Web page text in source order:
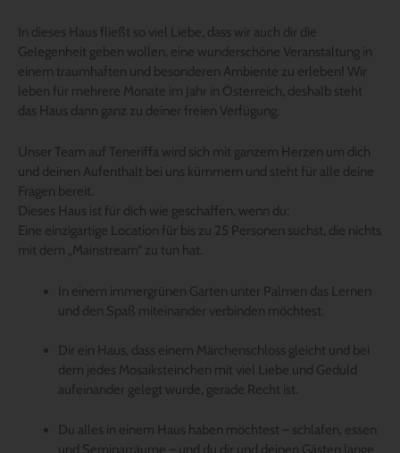
In dieses Haus fließt so viel Liebe, dass wir auch dir die
Gelegenheit geben wollen, eine wunderschöne Veranstaltung in
einem traumhaften und besonderen Ambiente zu erleben! Wir
leben für mehrere Monate im Jahr in Österreich, deshalb steht
das Haus dann ganz zu deiner freien Verfügung.
Unser Team auf Teneriffa wird sich mit ganzem Herzen um dich
und deinen Aufenthalt bei uns kümmern und steht für alle deine
Fragen bereit.
Dieses Haus ist für dich wie geschaffen, wenn du:
Eine einzigartige Location für bis zu 25 Personen suchst, die nichts
mit dem „Mainstream“ zu tun hat.
In einem immergrünen Garten unter Palmen das Lernen
und den Spaß miteinander verbinden möchtest.
Dir ein Haus, dass einem Märchenschloss gleicht und bei
dem jedes Mosaiksteinchen mit viel Liebe und Geduld
aufeinander gelegt wurde, gerade Recht ist.
Du alles in einem Haus haben möchtest – schlafen, essen
und Seminarräume – und du dir und deinen Gästen lange